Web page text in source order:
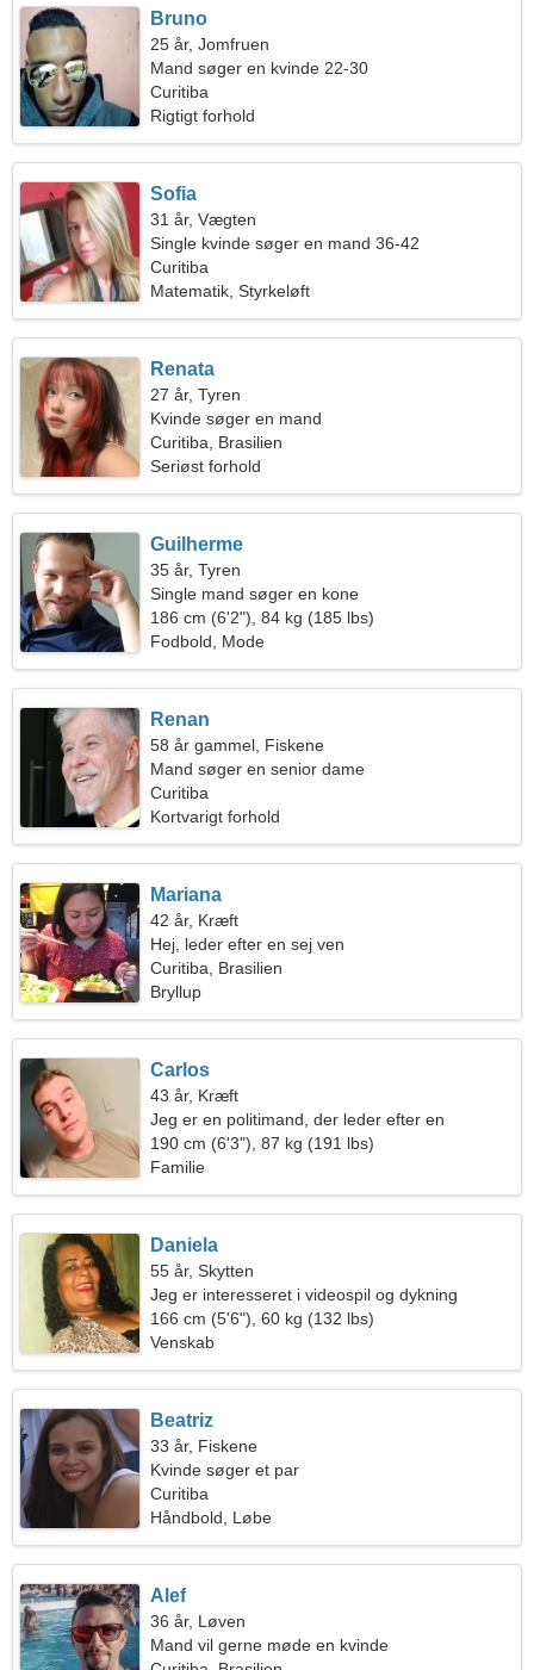
Bruno
25 år, Jomfruen
Mand søger en kvinde 22-30
Curitiba
Rigtigt forhold
Sofia
31 år, Vægten
Single kvinde søger en mand 36-42
Curitiba
Matematik, Styrkeløft
Renata
27 år, Tyren
Kvinde søger en mand
Curitiba, Brasilien
Seriøst forhold
Guilherme
35 år, Tyren
Single mand søger en kone
186 cm (6'2"), 84 kg (185 lbs)
Fodbold, Mode
Renan
58 år gammel, Fiskene
Mand søger en senior dame
Curitiba
Kortvarigt forhold
Mariana
42 år, Kræft
Hej, leder efter en sej ven
Curitiba, Brasilien
Bryllup
Carlos
43 år, Kræft
Jeg er en politimand, der leder efter en
glødende kvinde
190 cm (6'3"), 87 kg (191 lbs)
Familie
Daniela
55 år, Skytten
Jeg er interesseret i videospil og dykning
166 cm (5'6"), 60 kg (132 lbs)
Venskab
Beatriz
33 år, Fiskene
Kvinde søger et par
Curitiba
Håndbold, Løbe
Alef
36 år, Løven
Mand vil gerne møde en kvinde